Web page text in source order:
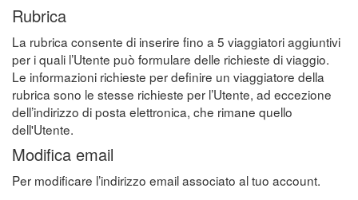
Rubrica
La rubrica consente di inserire fino a 5 viaggiatori aggiuntivi
per i quali l’Utente può formulare delle richieste di viaggio.
Le informazioni richieste per definire un viaggiatore della
rubrica sono le stesse richieste per l’Utente, ad eccezione
dell’indirizzo di posta elettronica, che rimane quello
dell'Utente.
Modifica email
Per modificare l’indirizzo email associato al tuo account.